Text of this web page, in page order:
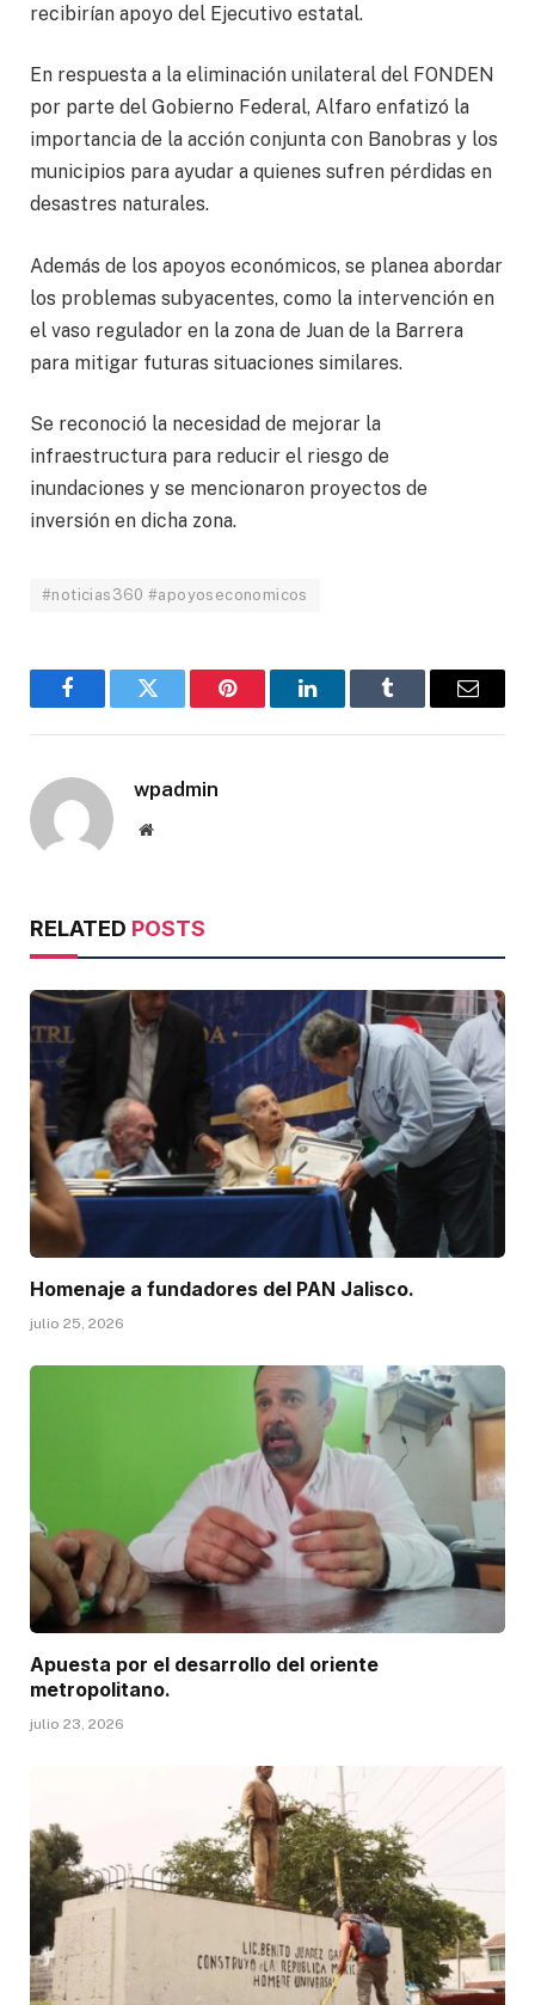
recibirían apoyo del Ejecutivo estatal.
En respuesta a la eliminación unilateral del FONDEN
por parte del Gobierno Federal, Alfaro enfatizó la
importancia de la acción conjunta con Banobras y los
municipios para ayudar a quienes sufren pérdidas en
desastres naturales.
Además de los apoyos económicos, se planea abordar
los problemas subyacentes, como la intervención en
el vaso regulador en la zona de Juan de la Barrera
para mitigar futuras situaciones similares.
Se reconoció la necesidad de mejorar la
infraestructura para reducir el riesgo de
inundaciones y se mencionaron proyectos de
inversión en dicha zona.
#noticias360 #apoyoseconomicos
FacebookTwitter Pinterest LinkedInTumblr Email
wpadmin
Website
RELATED POSTS
Homenaje a fundadores del PAN Jalisco.
julio 25, 2026
Apuesta por el desarrollo del oriente
metropolitano.
julio 23, 2026